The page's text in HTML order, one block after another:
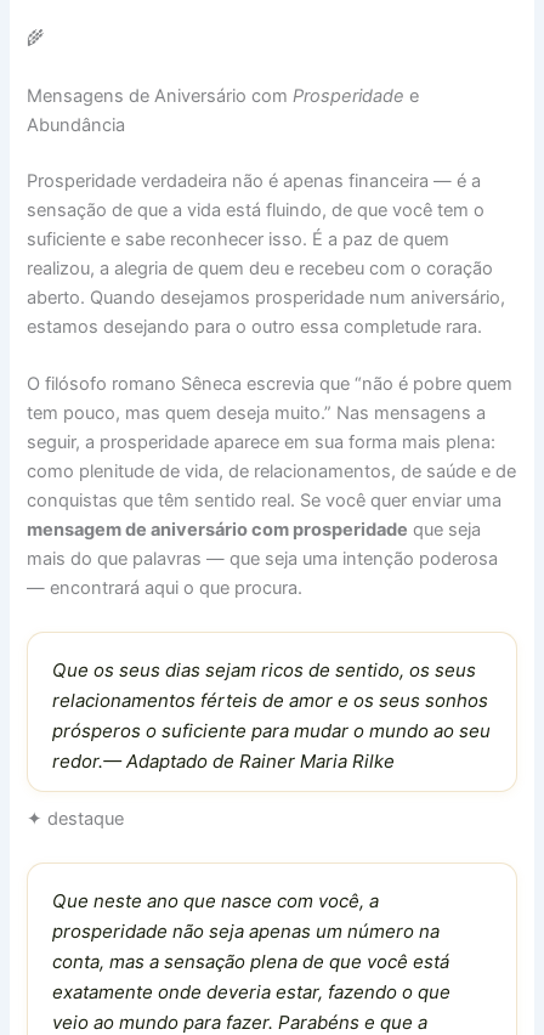
🌾
Mensagens de Aniversário comProsperidade e
Abundância
Prosperidade verdadeira não é apenas financeira — é a
sensação de que a vida está fluindo, de que você tem o
suficiente e sabe reconhecer isso. É a paz de quem
realizou, a alegria de quem deu e recebeu com o coração
aberto. Quando desejamos prosperidade num aniversário,
estamos desejando para o outro essa completude rara.
O filósofo romano Sêneca escrevia que “não é pobre quem
tem pouco, mas quem deseja muito.” Nas mensagens a
seguir, a prosperidade aparece em sua forma mais plena:
como plenitude de vida, de relacionamentos, de saúde e de
conquistas que têm sentido real. Se você quer enviar uma
mensagem de aniversário com prosperidade que seja
mais do que palavras — que seja uma intenção poderosa
— encontrará aqui o que procura.
Que os seus dias sejam ricos de sentido, os seus
relacionamentos férteis de amor e os seus sonhos
prósperos o suficiente para mudar o mundo ao seu
redor.— Adaptado de Rainer Maria Rilke
✦ destaque
Que neste ano que nasce com você, a
prosperidade não seja apenas um número na
conta, mas a sensação plena de que você está
exatamente onde deveria estar, fazendo o que
veio ao mundo para fazer. Parabéns e que a